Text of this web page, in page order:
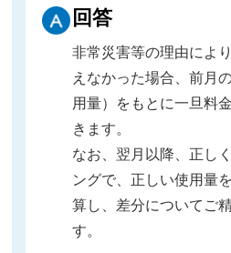
回答
非常災害等の理由によ
えなかった場合、前月
用量）をもとに一旦料
きます。
なお、翌月以降、正し
ングで、正しい使用量
算し、差分についてご
す。